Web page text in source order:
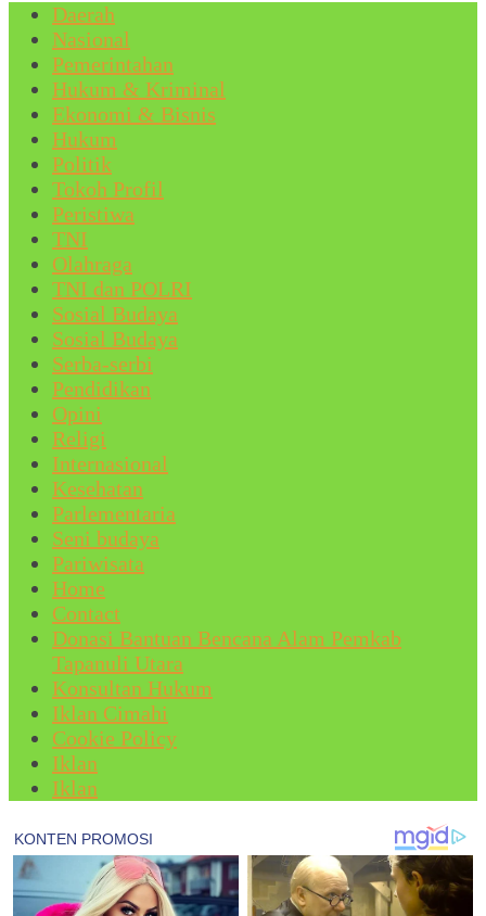
Daerah
Nasional
Pemerintahan
Hukum & Kriminal
Ekonomi & Bisnis
Hukum
Politik
Tokoh Profil
Peristiwa
TNI
Olahraga
TNI dan POLRI
Sosial Budaya
Sosial Budaya
Serba-serbi
Pendidikan
Opini
Religi
Internasional
Kesehatan
Parlementaria
Seni budaya
Pariwisata
Home
Contact
Donasi Bantuan Bencana Alam Pemkab
Tapanuli Utara
Konsultan Hukum
Iklan Cimahi
Cookie Policy
Iklan
Iklan